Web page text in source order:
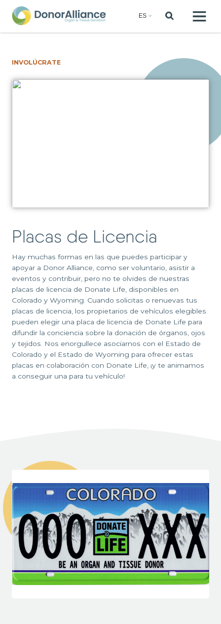
INVOLÚCRATE
Placas de Licencia
Hay muchas formas en las que puedes participar y
apoyar a Donor Alliance, como ser voluntario, asistir a
eventos y contribuir, pero no te olvides de nuestras
placas de licencia de Donate Life, disponibles en
Colorado y Wyoming. Cuando solicitas o renuevas tus
placas de licencia, los propietarios de vehículos elegibles
pueden elegir una placa de licencia de Donate Life para
difundir la conciencia sobre la donación de órganos, ojos
y tejidos. Nos enorgullece asociarnos con el Estado de
Colorado y el Estado de Wyoming para ofrecer estas
placas en colaboración con Donate Life, ¡y te animamos
a conseguir una para tu vehículo!